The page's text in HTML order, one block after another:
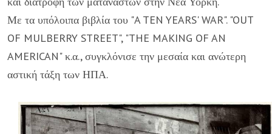
Με τα υπόλοιπα βιβλία του "A TEN YEARS' WAR". "OUT
OF MULBERRY STREET", "THE MAKING OF AN
AMERICAN" κ.α., συγκλόνισε την μεσαία και ανώτερη
αστική τάξη των ΗΠΑ.